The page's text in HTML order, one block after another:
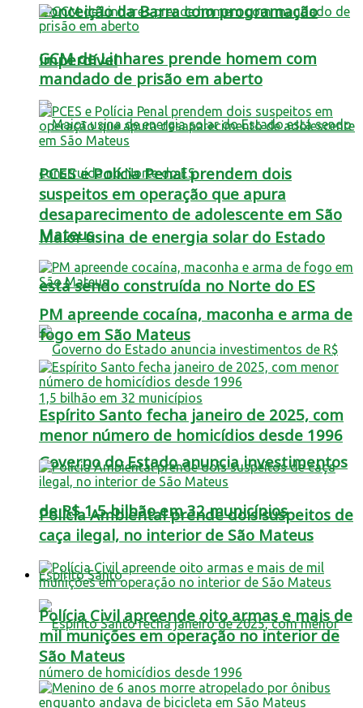
Conceição da Barra com programação
imperdível
Maior usina de energia solar do Estado
está sendo construída no Norte do ES
Governo do Estado anuncia investimentos
de R$ 1,5 bilhão em 32 municípios
Espírito Santo
GCM de Linhares prende homem com
mandado de prisão em aberto
PCES e Polícia Penal prendem dois
suspeitos em operação que apura
desaparecimento de adolescente em São
Mateus
PM apreende cocaína, maconha e arma de
fogo em São Mateus
Espírito Santo fecha janeiro de 2025, com
menor número de homicídios desde 1996
Polícia Ambiental prende dois suspeitos de
caça ilegal, no interior de São Mateus
Polícia Civil apreende oito armas e mais de
mil munições em operação no interior de
São Mateus